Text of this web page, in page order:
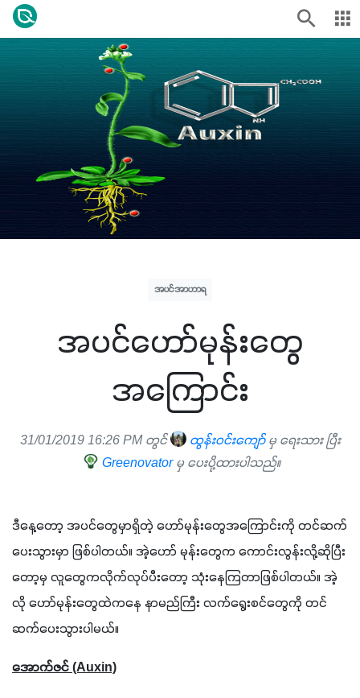
အပင်အာဟာရ
အပင်ဟော်မုန်းတွေ
အကြောင်း
31/01/2019 16:26 PM တွင် ထွန်းဝင်းကျော်မှ ရေးသား ပြီး
Greenovator မှ ပေးပို့ထားပါသည်။
ဒီနေ့တော့ အပင်တွေမှာရှိတဲ့ ဟော်မုန်းတွေအကြောင်းကို တင်ဆက်
ပေးသွားမှာ ဖြစ်ပါတယ်။ အဲ့ဟော် မုန်းတွေက ကောင်းလွန်းလို့ဆိုပြီး
တော့မှ လူတွေကလိုက်လုပ်ပီးတော့ သုံးနေကြတာဖြစ်ပါတယ်။ အဲ့
လို ဟော်မုန်းတွေထဲကနေ နာမည်ကြီး လက်ရွေးစင်တွေကို တင်
ဆက်ပေးသွားပါမယ်။
အောက်ဇင် (Auxin)